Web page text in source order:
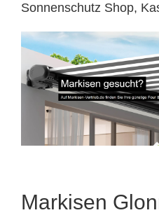
Sonnenschutz Shop,
Markisen